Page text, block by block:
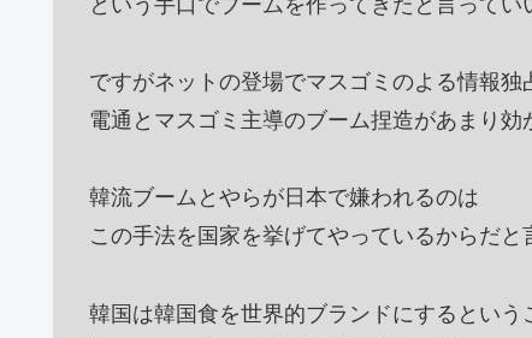
ですがネットの登場でマスゴミのよる情報独
電通とマスゴミ主導のブーム捏造があまり効
韓流ブームとやらが日本で嫌われるのは
この手法を国家を挙げてやっているからだと
韓国は韓国食を世界的ブランドにするという